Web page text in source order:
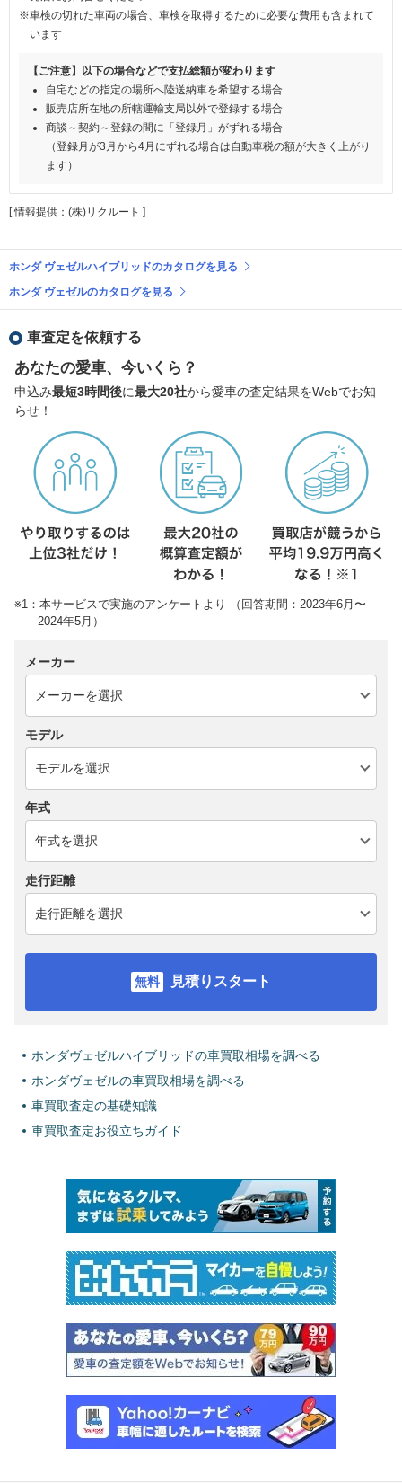
※車検の切れた車両の場合、車検を取得するために必要な費用も含まれて
います
【ご注意】以下の場合などで支払総額が変わります
自宅などの指定の場所へ陸送納車を希望する場合
販売店所在地の所轄運輸支局以外で登録する場合
商談～契約～登録の間に「登録月」がずれる場合
（登録月が3月から4月にずれる場合は自動車税の額が大きく上がり
ます）
[ 情報提供：(株)リクルート ]
ホンダ ヴェゼルハイブリッドのカタログを見る
ホンダ ヴェゼルのカタログを見る
車査定を依頼する
あなたの愛車、今いくら？
申込み最短3時間後に最大20社から愛車の査定結果をWebでお知
らせ！
※1：本サービスで実施のアンケートより （回答期間：2023年6月〜
2024年5月）
メーカー
モデル
年式
走行距離
見積りスタート
ホンダヴェゼルハイブリッドの車買取相場を調べる
ホンダヴェゼルの車買取相場を調べる
車買取査定の基礎知識
車買取査定お役立ちガイド